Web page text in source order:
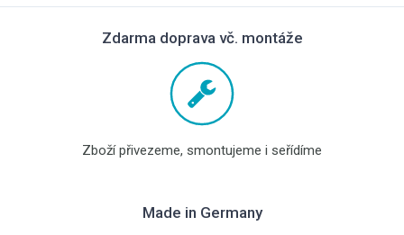
Zdarma doprava vč. montáže
Zboží přivezeme, smontujeme i seřídíme
Made in Germany